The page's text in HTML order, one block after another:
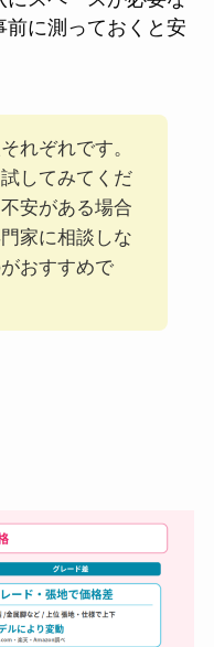
に測っておくと安
れぞれです。
試してみてくだ
安がある場合
家に相談しな
おすすめで